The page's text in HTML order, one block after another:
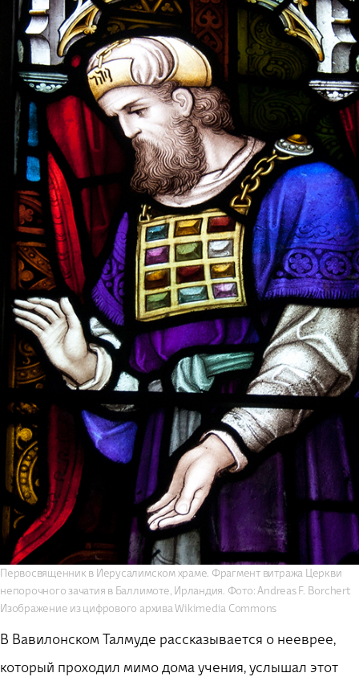
Первосвященник в Иерусалимском храме. Фрагмент витража Церкви
непорочного зачатия в Баллимоте, Ирландия. Фото: Andreas F. Borchert
Изображение из цифрового архива Wikimedia Commons
В Вавилонском Талмуде рассказывается о нееврее,
который проходил мимо дома учения, услышал этот